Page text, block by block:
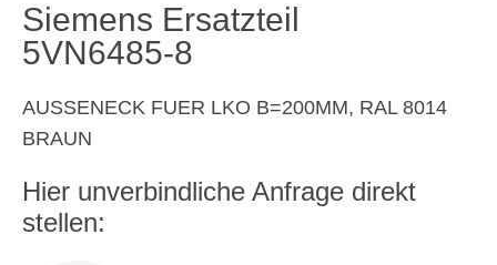
Siemens Ersatzteil
5VN6485-8
AUSSENECK FUER LKO B=200MM, RAL 8014
BRAUN
Hier unverbindliche Anfrage direkt
stellen: